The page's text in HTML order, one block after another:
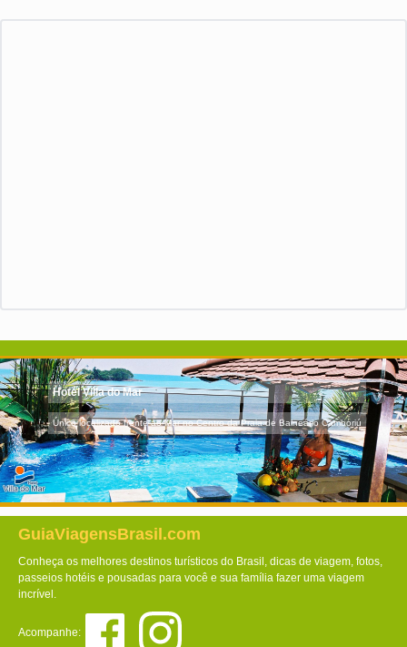
Hotel Villa do Mar
Único localizado frente ao Mar no Centro da Praia de Balneário Camboriú
GuiaViagensBrasil.com
Conheça os melhores destinos turísticos do Brasil, dicas de viagem, fotos,
passeios hotéis e pousadas para você e sua família fazer uma viagem
incrível.
Acompanhe: